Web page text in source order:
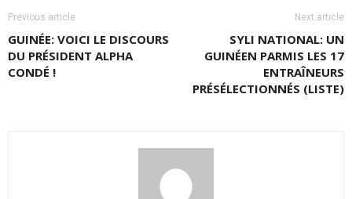
Previous article
GUINÉE: VOICI LE DISCOURS
DU PRÉSIDENT ALPHA
CONDÉ !
Next article
SYLI NATIONAL: UN
GUINÉEN PARMIS LES 17
ENTRAÎNEURS
PRÉSÉLECTIONNÉS (LISTE)